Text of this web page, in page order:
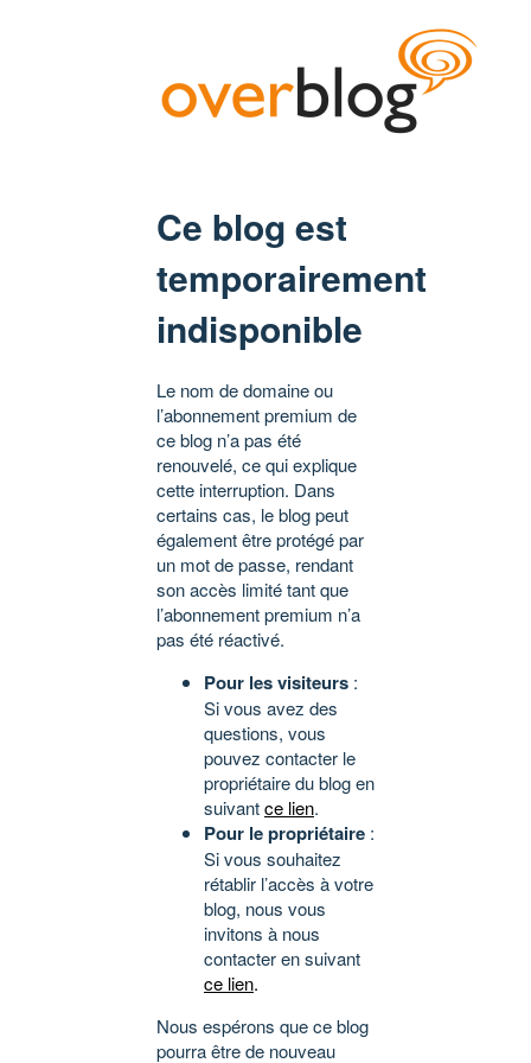
Ce blog est
temporairement
indisponible
Le nom de domaine ou
l’abonnement premium de
ce blog n’a pas été
renouvelé, ce qui explique
cette interruption. Dans
certains cas, le blog peut
également être protégé par
un mot de passe, rendant
son accès limité tant que
l’abonnement premium n’a
pas été réactivé.
Pour les visiteurs :
Si vous avez des
questions, vous
pouvez contacter le
propriétaire du blog en
suivantce lien.
Pour le propriétaire :
Si vous souhaitez
rétablir l’accès à votre
blog, nous vous
invitons à nous
contacter en suivant
ce lien.
Nous espérons que ce blog
pourra être de nouveau